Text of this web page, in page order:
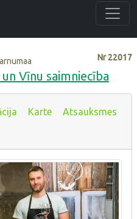
Nr22017
Vīnu saimniecība
Karte Atsauksmes